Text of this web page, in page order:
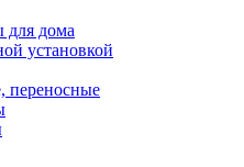
для дома
установкой
переносные